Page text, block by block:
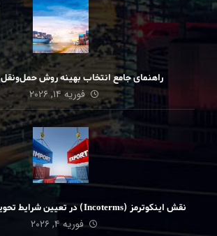
راهنمای جامع انتخاب بهینه روش
فوریه ۱۴, ۲۰۲۶
نقش اینکوترمز (Incoterms) در تعیین شرایط تحویل کالا در صادرات
فوریه ۴, ۲۰۲۶